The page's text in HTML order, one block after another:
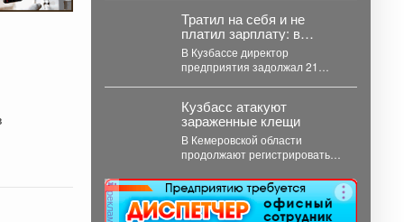
Тратил на себя и не
платил зарплату: в
Кемерове судят
директора
В Кузбассе директор
предприятия задолжал 21
прокуратура...
Кузбасс атакуют
зараженные клещи
В Кемеровской области
продолжают регистрировать
Управление
Роспотребнадзора по
Кемеровской области
реклама